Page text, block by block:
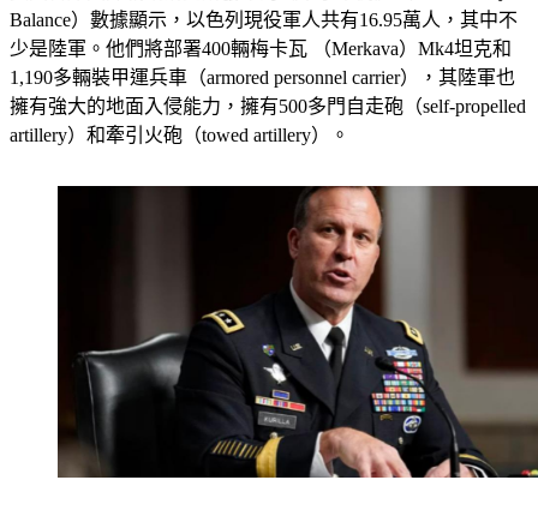
英國智庫國際戰略研究所發布的《軍事平衡》（The Military
Balance）數據顯示，以色列現役軍人共有16.95萬人，其中不
少是陸軍。他們將部署400輛梅卡瓦 （Merkava）Mk4坦克和
1,190多輛裝甲運兵車（armored personnel carrier），其陸軍也
擁有強大的地面入侵能力，擁有500多門自走砲（self-propelled